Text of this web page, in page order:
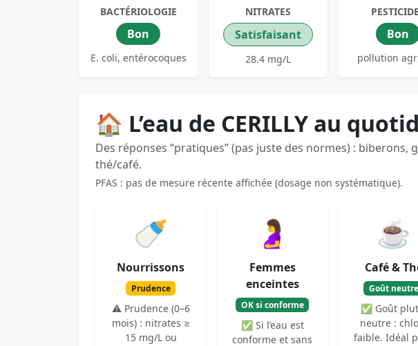
BACTÉRIOLOGIE
Bon
E. coli, entérocoques
NITRATES
Satisfaisant
28.4 mg/L
Bon
pollution
🏠 L’eau de CERILLY au
Des réponses “pratiques” (pas juste des normes) : biberons,
thé/café.
PFAS : pas de mesure récente affichée (dosage non systématique).
🍼
Nourrissons
Prudence
⚠️ Prudence (0–6
mois) : nitrates ≥
15 mg/L ou
🤰
Femmes
enceintes
OK si conforme
✅ Si l’eau est
conforme et sans
☕
Café &
Goût neutre
✅ Goût
neutre :
faible. Idéal